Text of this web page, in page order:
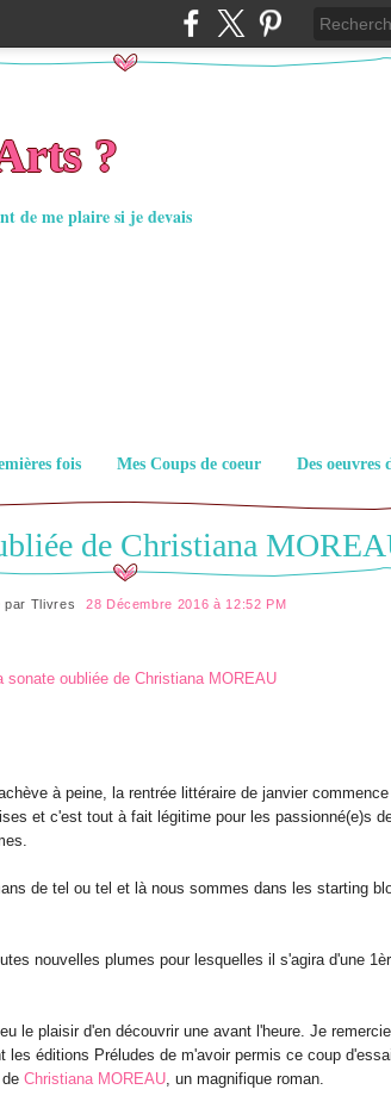
?
de me plaire si je devais
fois Mes Coups de coeur
Des oeuvres
de Christiana
par Tlivres 28 Décembre 2016 à 12:52 PM
à peine, la rentrée littéraire de janvier
et c'est tout à fait légitime pour les passionné(e)s
de tel ou tel et là nous sommes dans les starting
nouvelles plumes pour lesquelles il s'agira d'une
le plaisir d'en découvrir une avant l'heure. Je remercie
les éditions Préludes de m'avoir permis ce coup
Christiana MOREAU, un magnifique roman.